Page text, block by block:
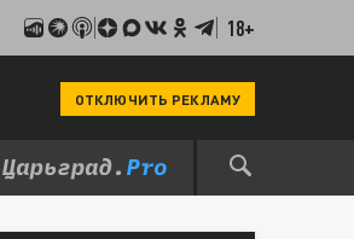
18+
ОТКЛЮЧИТЬ РЕКЛАМУ